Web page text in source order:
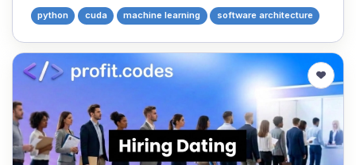
python cuda machine learning software architecture